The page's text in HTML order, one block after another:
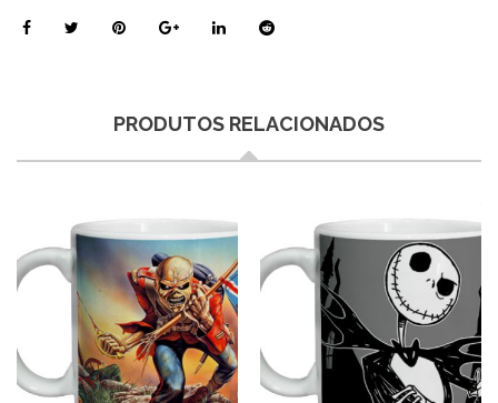
PRODUTOS RELACIONADOS